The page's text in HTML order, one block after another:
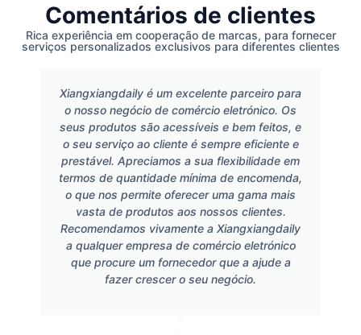
Comentários de clientes
Rica experiência em cooperação de marcas, para fornecer
serviços personalizados exclusivos para diferentes clientes
Xiangxiangdaily é um excelente parceiro para
o nosso negócio de comércio eletrónico. Os
seus produtos são acessíveis e bem feitos, e
o seu serviço ao cliente é sempre eficiente e
prestável. Apreciamos a sua flexibilidade em
termos de quantidade mínima de encomenda,
o que nos permite oferecer uma gama mais
vasta de produtos aos nossos clientes.
Recomendamos vivamente a Xiangxiangdaily
a qualquer empresa de comércio eletrónico
que procure um fornecedor que a ajude a
fazer crescer o seu negócio.